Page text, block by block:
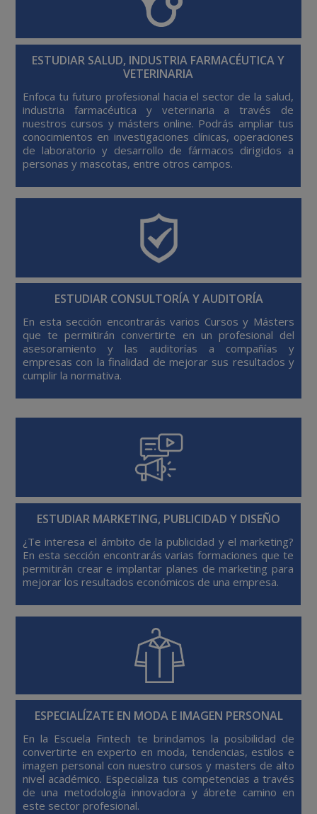
ESTUDIAR SALUD, INDUSTRIA FARMACÉUTICA Y
VETERINARIA
Enfoca tu futuro profesional hacia el sector de la salud,
industria farmacéutica y veterinaria a través de
nuestros cursos y másters online. Podrás ampliar tus
conocimientos en investigaciones clínicas, operaciones
de laboratorio y desarrollo de fármacos dirigidos a
personas y mascotas, entre otros campos.
ESTUDIAR CONSULTORÍA Y AUDITORÍA
En esta sección encontrarás varios Cursos y Másters
que te permitirán convertirte en un profesional del
asesoramiento y las auditorías a compañías y
empresas con la finalidad de mejorar sus resultados y
cumplir la normativa.
ESTUDIAR MARKETING, PUBLICIDAD Y DISEÑO
¿Te interesa el ámbito de la publicidad y el marketing?
En esta sección encontrarás varias formaciones que te
permitirán crear e implantar planes de marketing para
mejorar los resultados económicos de una empresa.
ESPECIALÍZATE EN MODA E IMAGEN PERSONAL
En la Escuela Fintech te brindamos la posibilidad de
convertirte en experto en moda, tendencias, estilos e
imagen personal con nuestro cursos y masters de alto
nivel académico. Especializa tus competencias a través
de una metodología innovadora y ábrete camino en
este sector profesional.